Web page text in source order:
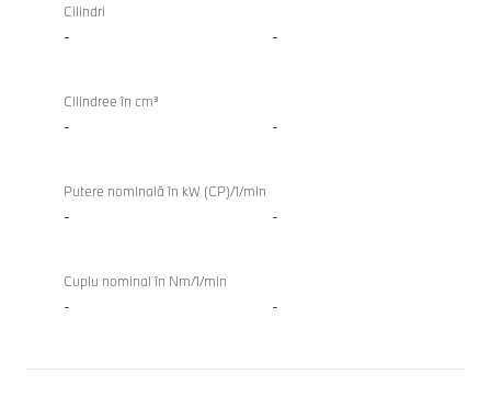
combustie
Turbo
xDrive
Touring
Cilindri
- -
Cilindree în cm³
- -
Putere nominală în kW (CP)/1/min
- -
Cuplu nominal în Nm/1/min
- -